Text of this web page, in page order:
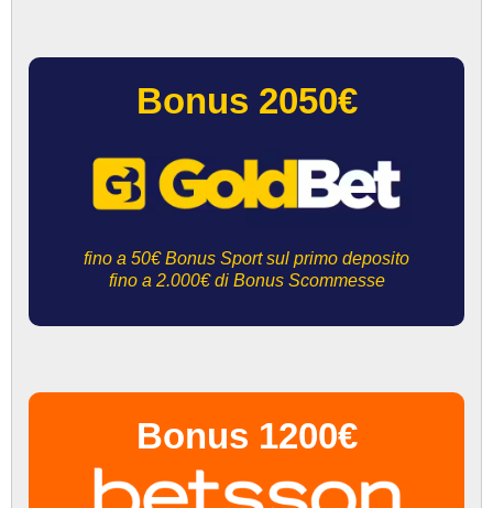
Bonus 2050€
fino a 50€ Bonus Sport sul primo deposito
fino a 2.000€ di Bonus Scommesse
Bonus 1200€